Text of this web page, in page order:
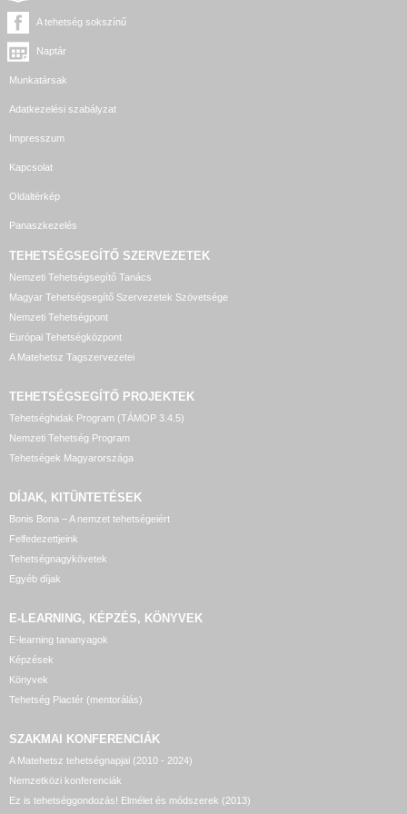
A tehetség sokszínű
Naptár
Munkatársak
Adatkezelési szabályzat
Impresszum
Kapcsolat
Oldaltérkép
Panaszkezelés
TEHETSÉGSEGÍTŐ SZERVEZETEK
Nemzeti Tehetségsegítő Tanács
Magyar Tehetségsegítő Szervezetek Szövetsége
Nemzeti Tehetségpont
Európai Tehetségközpont
A Matehetsz Tagszervezetei
TEHETSÉGSEGÍTŐ PROJEKTEK
Tehetséghidak Program (TÁMOP 3.4.5)
Nemzeti Tehetség Program
Tehetségek Magyarországa
DÍJAK, KITÜNTETÉSEK
Bonis Bona – A nemzet tehetségeiért
Felfedezettjeink
Tehetségnagykövetek
Egyéb díjak
E-LEARNING, KÉPZÉS, KÖNYVEK
E-learning tananyagok
Képzések
Könyvek
Tehetség Piactér (mentorálás)
SZAKMAI KONFERENCIÁK
A Matehetsz tehetségnapjai (2010 - 2024)
Nemzetközi konferenciák
Ez is tehetséggondozás! Elmélet és módszerek (2013)